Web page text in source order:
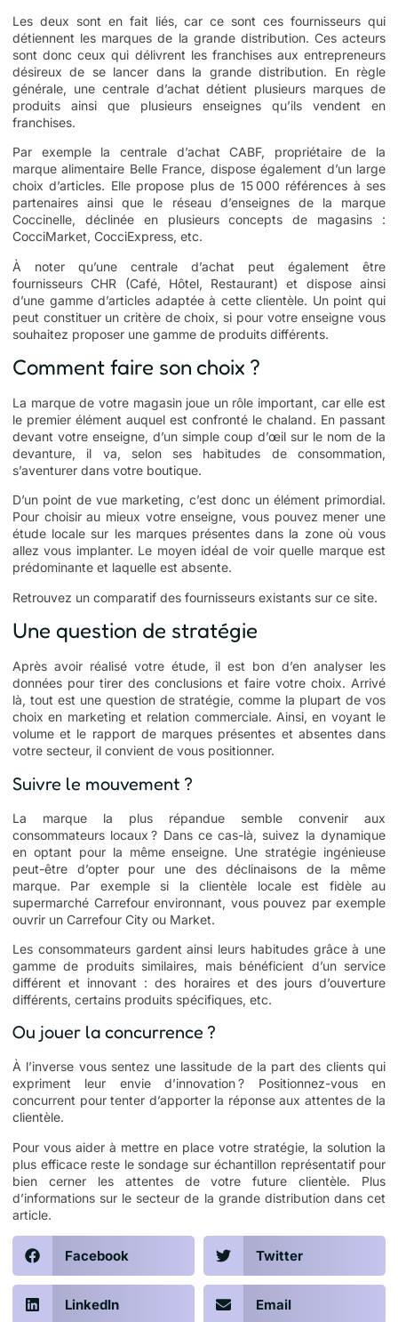
Les deux sont en fait liés, car ce sont ces fournisseurs qui
détiennent les marques de la grande distribution. Ces acteurs
sont donc ceux qui délivrent les franchises aux entrepreneurs
désireux de se lancer dans la grande distribution. En règle
générale, une centrale d’achat détient plusieurs marques de
produits ainsi que plusieurs enseignes qu’ils vendent en
franchises.
Par exemple la centrale d’achat CABF, propriétaire de la
marque alimentaire Belle France, dispose également d’un large
choix d’articles. Elle propose plus de 15 000 références à ses
partenaires ainsi que le réseau d’enseignes de la marque
Coccinelle, déclinée en plusieurs concepts de magasins :
CocciMarket, CocciExpress, etc.
À noter qu’une centrale d’achat peut également être
fournisseurs CHR (Café, Hôtel, Restaurant) et dispose ainsi
d’une gamme d’articles adaptée à cette clientèle. Un point qui
peut constituer un critère de choix, si pour votre enseigne vous
souhaitez proposer une gamme de produits différents.
Comment faire son choix ?
La marque de votre magasin joue un rôle important, car elle est
le premier élément auquel est confronté le chaland. En passant
devant votre enseigne, d’un simple coup d’œil sur le nom de la
devanture, il va, selon ses habitudes de consommation,
s’aventurer dans votre boutique.
D’un point de vue marketing, c’est donc un élément primordial.
Pour choisir au mieux votre enseigne, vous pouvez mener une
étude locale sur les marques présentes dans la zone où vous
allez vous implanter. Le moyen idéal de voir quelle marque est
prédominante et laquelle est absente.
Retrouvez un comparatif des fournisseurs existants sur ce site.
Une question de stratégie
Après avoir réalisé votre étude, il est bon d’en analyser les
données pour tirer des conclusions et faire votre choix. Arrivé
là, tout est une question de stratégie, comme la plupart de vos
choix en marketing et relation commerciale. Ainsi, en voyant le
volume et le rapport de marques présentes et absentes dans
votre secteur, il convient de vous positionner.
Suivre le mouvement ?
La marque la plus répandue semble convenir aux
consommateurs locaux ? Dans ce cas-là, suivez la dynamique
en optant pour la même enseigne. Une stratégie ingénieuse
peut-être d’opter pour une des déclinaisons de la même
marque. Par exemple si la clientèle locale est fidèle au
supermarché Carrefour environnant, vous pouvez par exemple
ouvrir un Carrefour City ou Market.
Les consommateurs gardent ainsi leurs habitudes grâce à une
gamme de produits similaires, mais bénéficient d’un service
différent et innovant : des horaires et des jours d’ouverture
différents, certains produits spécifiques, etc.
Ou jouer la concurrence ?
À l’inverse vous sentez une lassitude de la part des clients qui
expriment leur envie d’innovation ? Positionnez-vous en
concurrent pour tenter d’apporter la réponse aux attentes de la
clientèle.
Pour vous aider à mettre en place votre stratégie, la solution la
plus efficace reste le sondage sur échantillon représentatif pour
bien cerner les attentes de votre future clientèle. Plus
d’informations sur le secteur de la grande distribution dans cet
article.
Facebook Twitter
LinkedIn Email